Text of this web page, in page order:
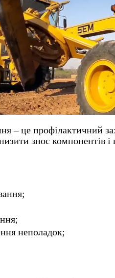
– це профілактичний
знос компонентів
неполадок;